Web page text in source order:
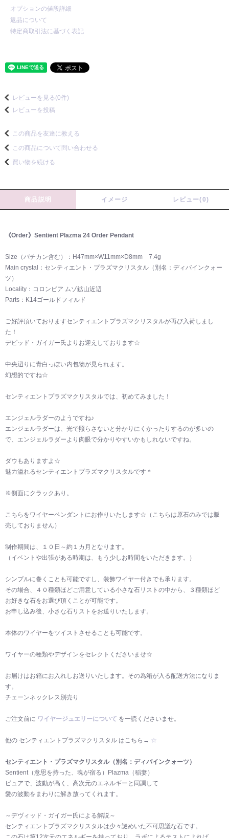
オプションの値段詳細
返品について
特定商取引法に基づく表記
レビューを見る(0件)
レビューを投稿
この商品を友達に教える
この商品について問い合わせる
買い物を続ける
商品説明 イメージ レビュー(0)
《Order》Sentient Plazma 24 Order Pendant
Size（バチカン含む）：H47mm×W11mm×D8mm 7.4g
Main crystal：センティエント・プラズマクリスタル（別名：ディバインクォー
ツ）
Locality：コロンビア ムゾ鉱山近辺
Parts：K14ゴールドフィルド
ご好評頂いておりますセンティエントプラズマクリスタルが再び入荷しまし
た！
デビッド・ガイガー氏よりお迎えしております☆
中央辺りに青白っぽい内包物が見られます。
幻想的ですね☆
センティエントプラズマクリスタルでは、初めてみました！
エンジェルラダーのようですね♪
エンジェルラダーは、光で照らさないと分かりにくかったりするのが多いの
で、エンジェルラダーより肉眼で分かりやすいかもしれないですね。
ダウもありますよ☆
魅力溢れるセンティエントプラズマクリスタルです＊
※側面にクラックあり。
こちらをワイヤーペンダントにお作りいたします☆（こちらは原石のみでは販
売しておりません）
制作期間は、１０日～約１カ月となります。
（イベントや出張がある時期は、もう少しお時間をいただきます。）
シンプルに巻くことも可能ですし、装飾ワイヤー付きでも承ります。
その場合、４０種類ほどご用意している小さな石リストの中から、３種類ほど
お好きな石をお選び頂くことが可能です。
お申し込み後、小さな石リストをお送りいたします。
本体のワイヤーをツイストさせることも可能です。
ワイヤーの種類やデザインをセレクトくださいませ☆
お届けはお箱にお入れしお送りいたします。その為箱が入る配送方法になりま
す。
チェーンネックレス別売り
ご注文前に ワイヤージュエリーについて を一読くださいませ。
他の センティエントプラズマクリスタル はこちら→ ☆
センティエント・プラズマクリスタル（別名：ディバインクォーツ）
Sentient（意思を持った、魂が宿る）Plazma（稲妻）
ピュアで、波動が高く、高次元のエネルギーと同調して
愛の波動をまわりに解き放ってくれます。
～デヴィッド・ガイガー氏による解説～
センティエントプラズマクリスタルは少々謎めいた不可思議な石です。